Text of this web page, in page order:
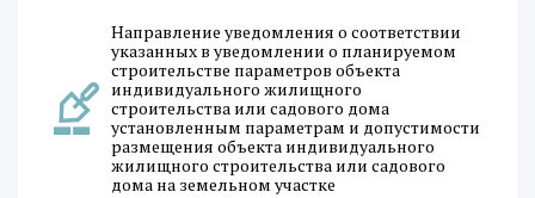
Направление уведомления о соответствии
указанных в уведомлении о планируемом
строительстве параметров объекта
индивидуального жилищного
строительства или садового дома
установленным параметрам и допустимости
размещения объекта индивидуального
жилищного строительства или садового
дома на земельном участке